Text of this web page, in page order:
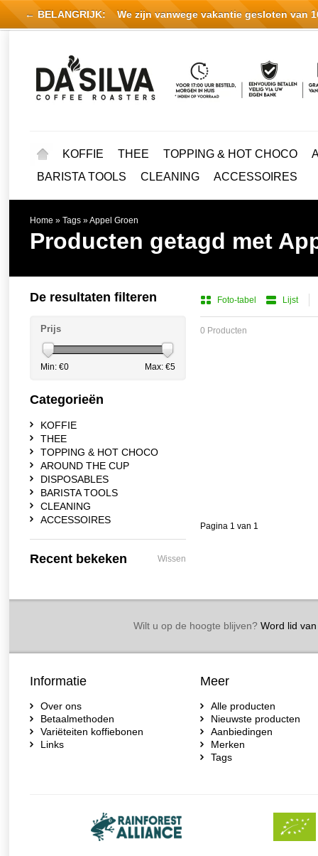
KOFFIE THEE TOPPING & HOT CHOCO
BARISTA TOOLS
CLEANING ACCESSOIRES
Home » Tags »Appel Groen
Producten getagd met
Foto-tabel Lijst
0 Producten
Pagina 1 van 1
De resultaten filteren
Prijs
Min: €0 Max: €5
Categorieën
KOFFIE
THEE
TOPPING & HOT CHOCO
AROUND THE CUP
DISPOSABLES
BARISTA TOOLS
CLEANING
ACCESSOIRES
Recent bekeken Wissen
Wilt u op de hoogte blijven?Word lid van
Informatie
Over ons
Betaalmethoden
Variëteiten koffiebonen
Links
Meer
Alle producten
Nieuwste producten
Aanbiedingen
Merken
Tags
← BELANGRIJK: We zijn vanwege vakantie gesloten van